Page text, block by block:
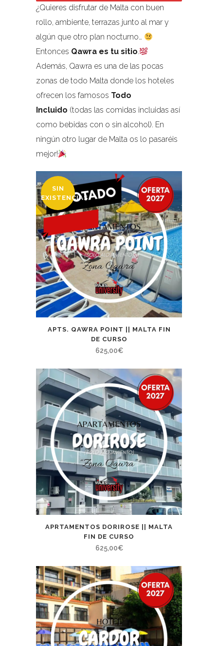
¿Quieres disfrutar de Malta con buen
rollo, ambiente, terrazas junto al mar y
algún que otro plan nocturno…
Entonces Qawra es tu sitio.
Además, Qawra es una de las pocas
zonas de todo Malta donde los hoteles
ofrecen los famosos Todo
Incluido (todas las comidas incluidas así
como bebidas con o sin alcohol). En
ningún otro lugar de Malta os lo pasaréis
mejor!
SIN
EXISTENCIAS
APTS. QAWRA POINT || MALTA FIN
DE CURSO
625,00€
APRTAMENTOS DORIROSE || MALTA
FIN DE CURSO
625,00€